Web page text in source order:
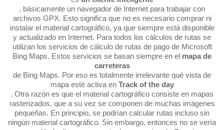
, básicamente un navegador de Internet para trabajar con
archivos GPX. Esto significa que no es necesario comprar ni
instalar el material cartográfico, ya que siempre está disponible
y actualizado en Internet. Para todos los cálculos de rutas se
utilizan los servicios de cálculo de rutas de pago de Microsoft
Bing Maps. Estos servicios se basan siempre en el mapa de
carreteras
de Bing Maps. Por eso es totalmente irrelevante qué vista de
mapa esté activa en Track of the day
. Otra razón es que el material cartográfico consiste en mapas
rasterizados, que a su vez se componen de muchas imágenes
pequeñas. En principio, se podrían calcular rutas incluso sin
ningún material cartográfico. Sin embargo, entonces no se vería